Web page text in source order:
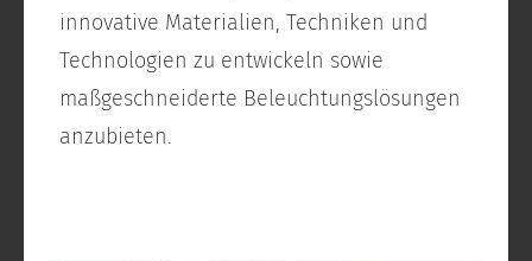
innovative Materialien, Techniken und
Technologien zu entwickeln sowie
maßgeschneiderte Beleuchtungslösungen
anzubieten.